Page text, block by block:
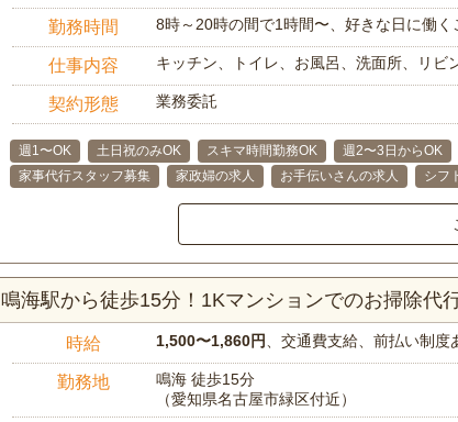
勤務時間 8時～20時の間で1時間〜、好きな日に働
仕事内容 キッチン、トイレ、お風呂、洗面所、リビ
契約形態 業務委託
週1〜OK 土日祝のみOK スキマ時間勤務OK 週2〜3日からOK
家事代行スタッフ募集
家政婦の求人 お手伝いさんの求人 シフ
鳴海駅から徒歩15分！1Kマンションでのお掃除代
時給 1,500〜1,860円 、交通費支給、前払い制度
勤務地
鳴海 徒歩15分
（愛知県名古屋市緑区付近）